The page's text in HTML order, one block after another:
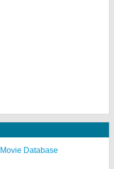
Database